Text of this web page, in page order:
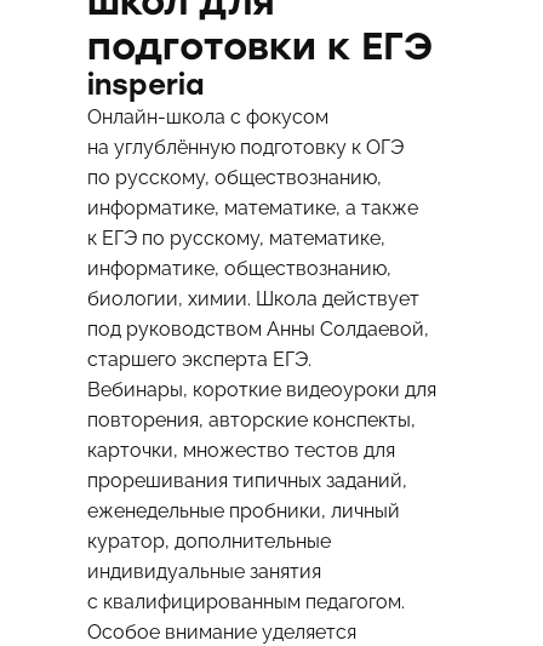
подготовки к ЕГЭ
insperia
Онлайн-школа с фокусом
на углублённую подготовку к ОГЭ
по русскому, обществознанию,
информатике, математике, а также
к ЕГЭ по русскому, математике,
информатике, обществознанию,
биологии, химии. Школа действует
под руководством Анны Солдаевой,
старшего эксперта ЕГЭ.
Вебинары, короткие видеоуроки для
повторения, авторские конспекты,
карточки, множество тестов для
прорешивания типичных заданий,
еженедельные пробники, личный
куратор, дополнительные
индивидуальные занятия
с квалифицированным педагогом.
Особое внимание уделяется